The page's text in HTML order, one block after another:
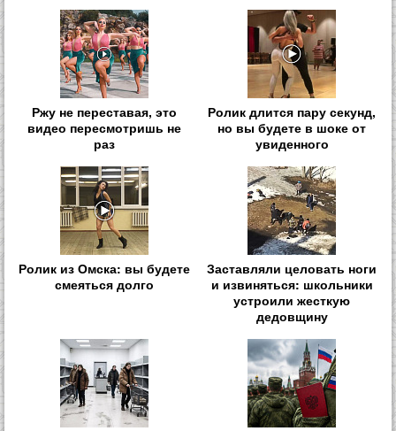
Ржу не переставая, это
видео пересмотришь не
раз
Ролик длится пару секунд,
но вы будете в шоке от
увиденного
Ролик из Омска: вы будете
смеяться долго
Заставляли целовать ноги
и извиняться: школьники
устроили жесткую
дедовщину